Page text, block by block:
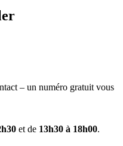
– un numéro gratuit vous
et de 13h30 à 18h00.